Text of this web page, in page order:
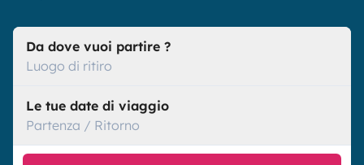
Da dove vuoi partire ?
Luogo di ritiro
Le tue date di viaggio
Partenza / Ritorno